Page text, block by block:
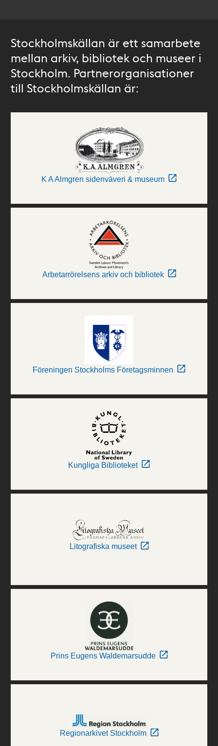
Stockholmskällan är ett samarbete
mellan arkiv, bibliotek och museer i
Stockholm. Partnerorganisationer
till Stockholmskällan är:
K A Almgren sidenväveri & museum
Arbetarrörelsens arkiv och bibliotek
Föreningen Stockholms Företagsminnen
Kungliga Biblioteket
Litografiska museet
Prins Eugens Waldemarsudde
Regionarkivet Stockholm